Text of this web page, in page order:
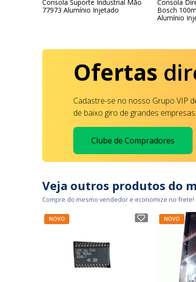
Consola Suporte Industrial Mão
77973 Alumínio Injetado
Consola
Bosch
Alumínio
Ofertas
Cadastre-se no nosso Grupo VIP
de baixo giro de grandes empresas.
Clube de Compradores
Veja outros produtos do
Compre do mesmo vendedor e economize no frete!
NOVO NOVO